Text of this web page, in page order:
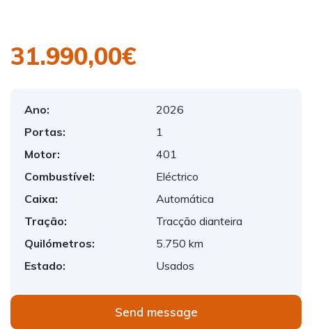
31.990,00€
Ano:
2026
Portas:
1
Motor:
401
Combustível:
Eléctrico
Caixa:
Automática
Tração:
Tracção dianteira
Quilómetros:
5.750 km
Estado:
Usados
Send message